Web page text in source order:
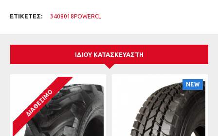
ΕΤΙΚΈΤΕΣ: 3408018POWERCL
ΊΔΙΟΥ ΚΑΤΑΣΚΕΥΑΣΤΉ
ΔΙΑΘΈΣΙΜΟ
NEW